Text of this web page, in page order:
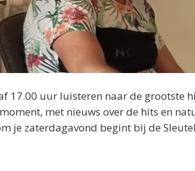
17.00 uur luisteren naar de grootste
met nieuws over de hits en
je zaterdagavond begint bij de